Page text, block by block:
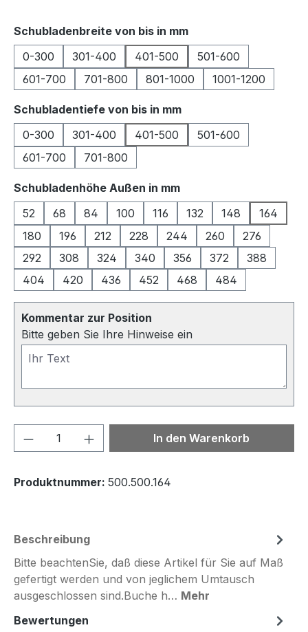
Schubladenbreite von bis in mmauswählen
0-300
301-400 401-500
501-600
601-700
701-800 801-1000 1001-1200
Schubladentiefe von bis in mmauswählen
0-300
301-400 401-500
501-600
601-700
701-800
Schubladenhöhe Außen in mmauswählen
52
68 84 100 116 132 148
164
180
196 212 228 244 260
276
292
308 324 340 356 372
388
404
420 436 452 468 484
Kommentar zur Position
Bitte geben Sie Ihre Hinweise ein
Produkt Anzahl: Gib denIn den Warenkorb
Produktnummer: 500.500.164
Beschreibung
Bitte beachtenSie, daß diese Artikel für Sie auf Maß
gefertigt werden und von jeglichem Umtausch
ausgeschlossen sind.Buche h… Mehr
Bewertungen